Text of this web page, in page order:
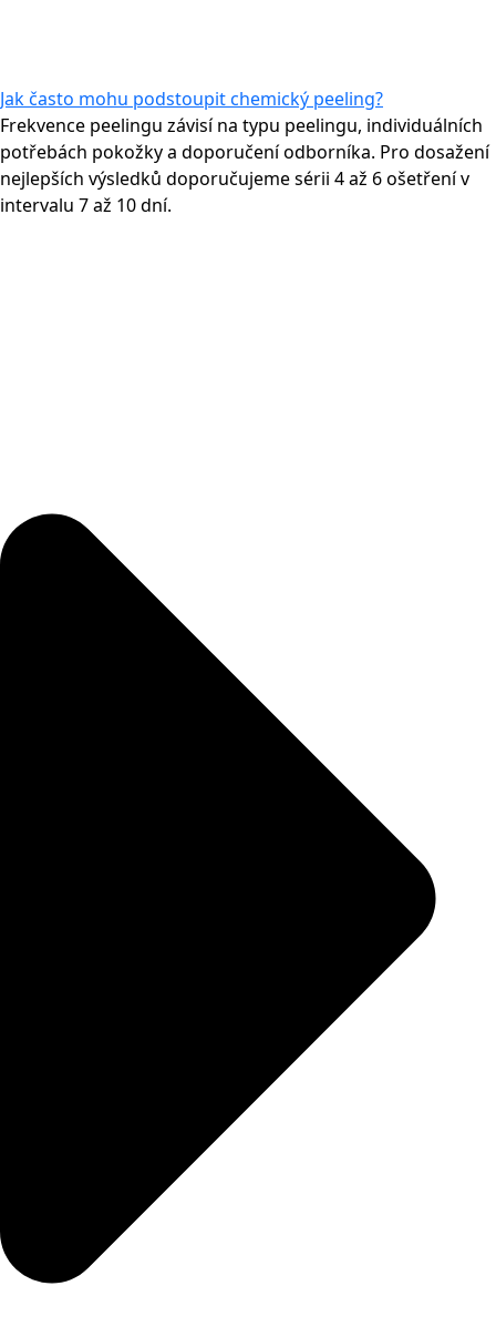
Jak často mohu podstoupit chemický peeling?
Frekvence peelingu závisí na typu peelingu, individuálních
potřebách pokožky a doporučení odborníka. Pro dosažení
nejlepších výsledků doporučujeme sérii 4 až 6 ošetření v
intervalu 7 až 10 dní.